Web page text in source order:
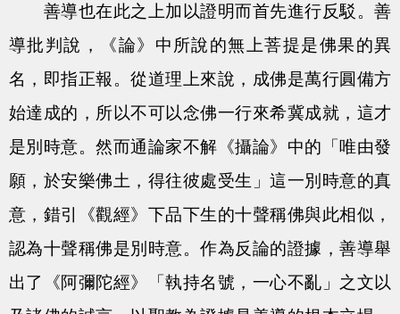
善導也在此之上加以證明而首先進行反駁。善
導批判說，《論》中所說的無上菩提是佛果的異
名，即指正報。從道理上來說，成佛是萬行圓備方
始達成的，所以不可以念佛一行來希冀成就，這才
是別時意。然而通論家不解《攝論》中的「唯由發
願，於安樂佛土，得往彼處受生」這一別時意的真
意，錯引《觀經》下品下生的十聲稱佛與此相似，
認為十聲稱佛是別時意。作為反論的證據，善導舉
出了《阿彌陀經》「執持名號，一心不亂」之文以